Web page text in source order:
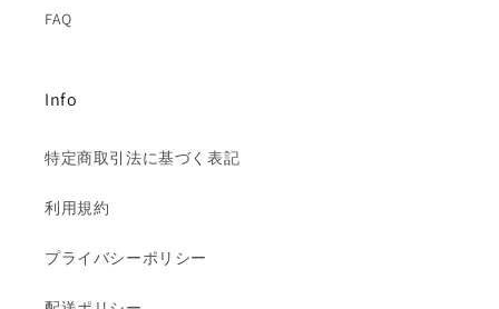
FAQ
Info
特定商取引法に基づく表記
利用規約
プライバシーポリシー